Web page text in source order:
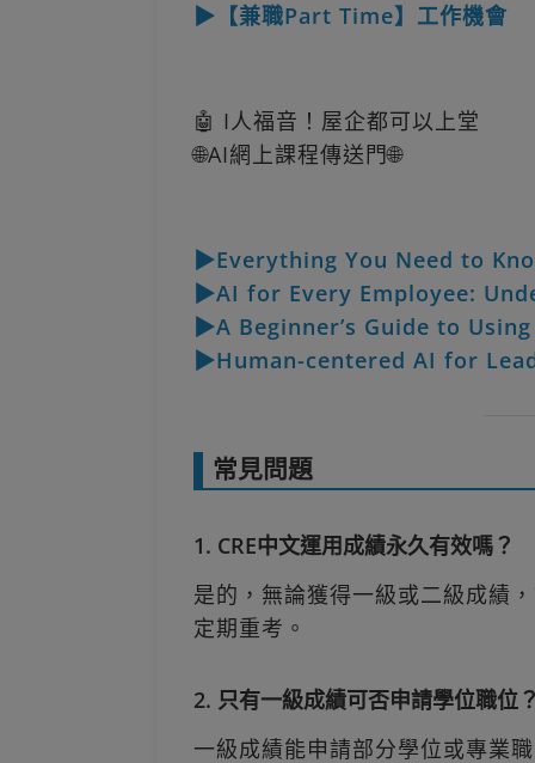
▶【兼職Part Time】工作機會
🤖 I人福音！屋企都可以上堂
🌐AI網上課程傳送門🌐
▶Everything You Need to
▶AI for Every Employee:
▶A Beginner’s Guide to
▶Human-centered AI for
常見問題
1. CRE中文運用成績永久有效嗎？
是的，無論獲得一級或二級成績
定期重考。
2. 只有一級成績可否申請學位職位
一級成績能申請部分學位或專業